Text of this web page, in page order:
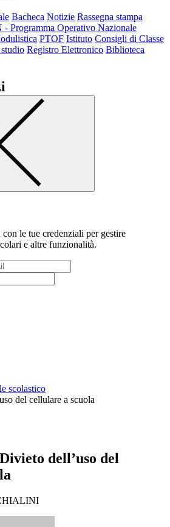
Bacheca Notizie Rassegna stampa
- Programma Operativo Nazionale
PTOF Istituto Consigli di Classe
Registro Elettronico Biblioteca
le tue credenziali per gestire
e altre funzionalità.
scolastico
del cellulare a scuola
dell’uso del